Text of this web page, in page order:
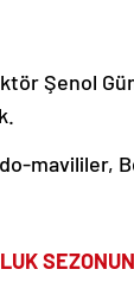
Şenol
mavililer,